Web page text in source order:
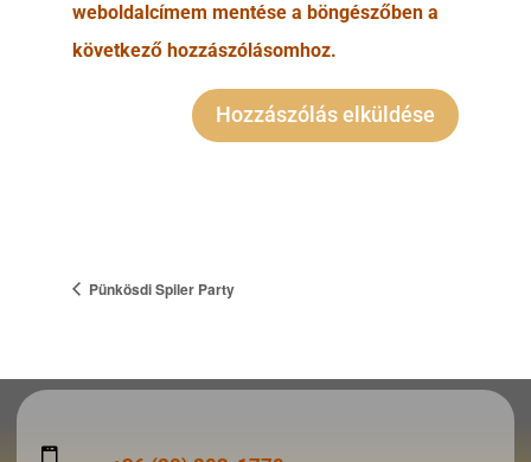
weboldalcímem mentése a böngészőben a
következő hozzászólásomhoz.
Pünkösdi Spiler Party